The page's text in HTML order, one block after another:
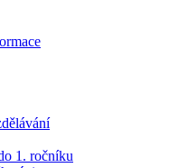
1. ročníku